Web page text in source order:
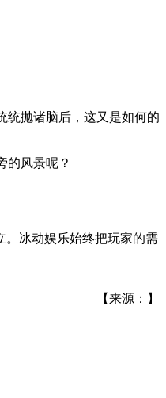
统抛诸脑后，这又是如何的
的风景呢？
冰动娱乐始终把玩家的需
【来源：】